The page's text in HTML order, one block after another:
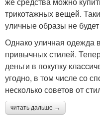
трикотажных вещей.
уличные образы не
Однако уличная одежда
привычных стилей.
деньги в покупку
угодно, в том числе со
несколько советов от
читать дальше →